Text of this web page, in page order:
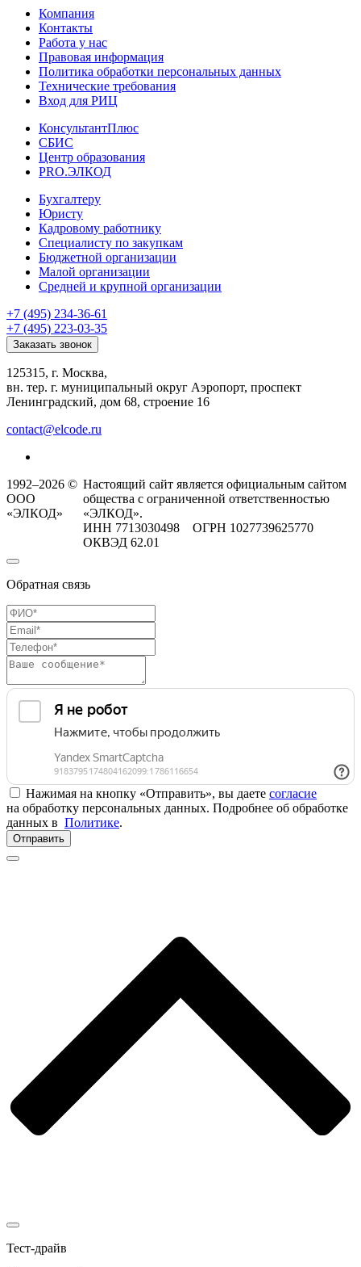
Компания
Контакты
Работа у нас
Правовая информация
Политика обработки персональных данных
Технические требования
Вход для РИЦ
КонсультантПлюс
СБИС
Центр образования
PRO.ЭЛКОД
Бухгалтеру
Юристу
Кадровому работнику
Специалисту по закупкам
Бюджетной организации
Малой организации
Средней и крупной организации
+7 (495) 234-36-61
+7 (495) 223-03-35
Заказать звонок
125315, г. Москва,
вн. тер. г. муниципальный округ Аэропорт, проспект
Ленинградский, дом 68, строение 16
contact@elcode.ru
1992–2026 ©
ООО
«ЭЛКОД»
Настоящий сайт является официальным сайтом
общества с ограниченной ответственностью
«ЭЛКОД».
ИНН 7713030498 ОГРН 1027739625770
ОКВЭД 62.01
Обратная связь
Нажимая на кнопку «Отправить», вы даете согласие
на обработку персональных данных. Подробнее об обработке
данных в Политике.
Отправить
Тест-драйв